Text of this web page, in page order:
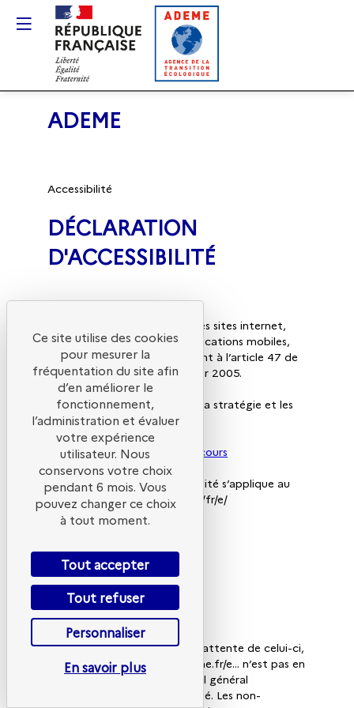
ADEME
Accessibilité
DÉCLARATION
D'ACCESSIBILITÉ
L’ADEME s’engage à rendre ses sites internet,
intranet, extranet et ses applications mobiles,
etc. accessibles conformément à l’article 47 de
la loi n° 2005-102 du 11 février 2005.
A cette fin, il met en œuvre la stratégie et les
actions suivantes
Schéma pluriannuel en cours
Plan d’action de l’année en cours
Cette déclaration d’accessibilité s’applique au
site www.evenements/ademe/fr/e/
ÉTAT DE
CONFORMITÉ
En l’absence d’audit et dans l’attente de celui-ci,
le site www.evenements.ademe.fr/e... n’est pas en
conformité avec le référentiel général
d’amélioration de l’accessibilité. Les non-
Gestion des cookies
Ce site utilise des cookies
pour mesurer la
fréquentation du site afin
d’en améliorer le
fonctionnement,
l’administration et évaluer
votre expérience
utilisateur. Nous
conservons votre choix
pendant 6 mois. Vous
pouvez changer ce choix
à tout moment.
Tout accepter
Tout refuser
Personnaliser
En savoir plus